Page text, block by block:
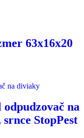
63x16x20
na
StopPest